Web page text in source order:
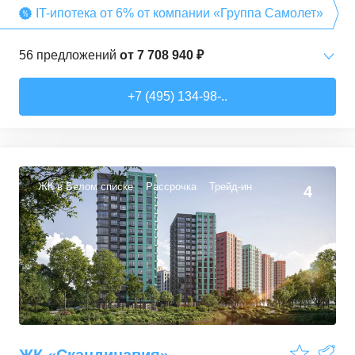
IT-ипотека от 6% от компании «Группа Самолет»
56 предложений от 7 708 940 ₽
34,71–49,54м² 22 предложения
2-комн. кв.
50,6–60,29
3-комн. кв. от16 491 230 ₽
74,3–94,8м² 22 предложения
+7 (495) 134-98-..
ЖК в Белом списке Рассрочка Трейд-ин 4